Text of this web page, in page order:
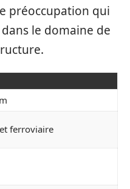
préoccupation qui
le domaine de
ferroviaire